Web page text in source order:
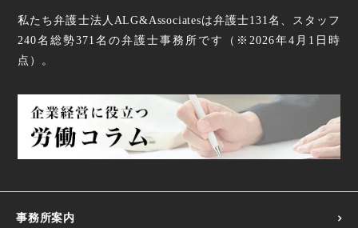
私たち弁護士法人ALG&Associatesは弁護士131名、スタッフ
240名総勢371 名の弁護士事務所です（ ※2026年4月1日時
点 ）。
事務所案内